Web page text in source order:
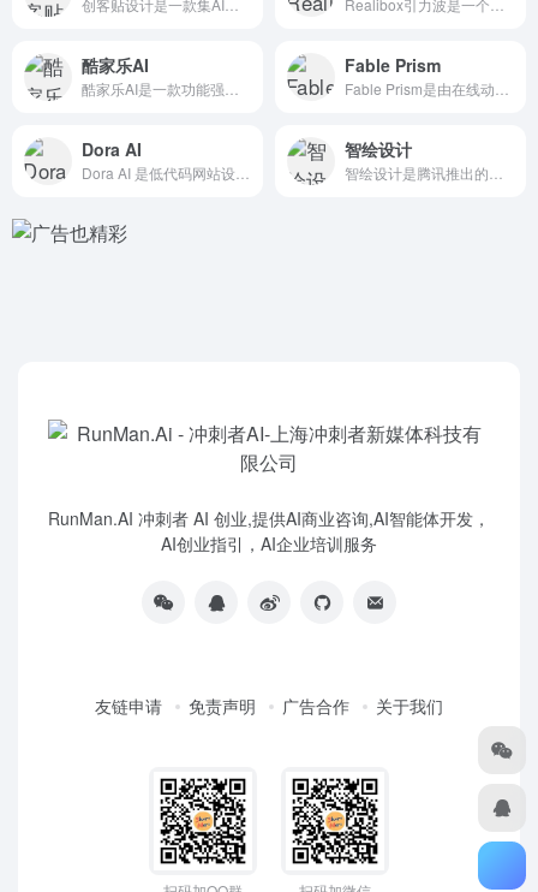
酷家乐AI Fable Prism
Dora AI 智绘设计
RunMan.AI 冲刺者 AI 创业,提供AI商业咨询,AI智能体开发，
AI创业指引，AI企业培训服务
友链申请 免责声明 广告合作 关于我们